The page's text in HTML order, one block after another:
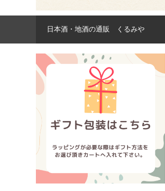
日本酒・地酒の通販 くるみや